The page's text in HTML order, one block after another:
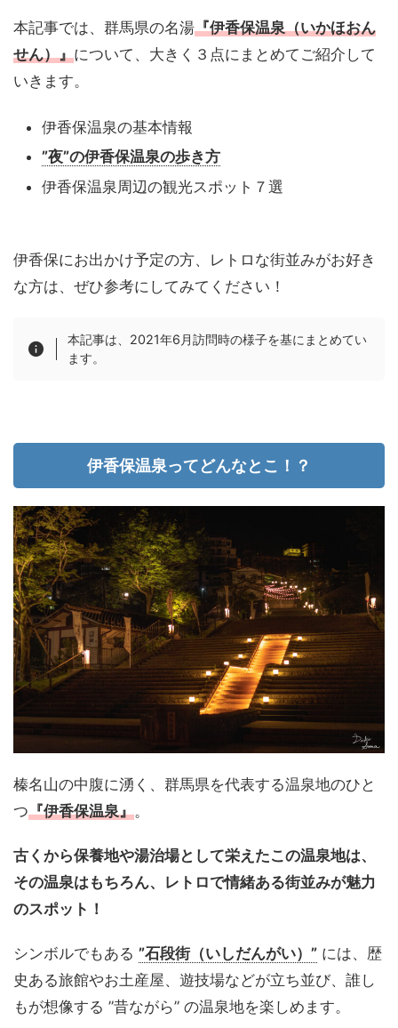
本記事では、群馬県の名湯『伊香保温泉（いかほおん
せん）』について、大きく３点にまとめてご紹介して
いきます。
伊香保温泉の基本情報
”夜”の伊香保温泉の歩き方
伊香保温泉周辺の観光スポット７選
伊香保にお出かけ予定の方、レトロな街並みがお好き
な方は、ぜひ参考にしてみてください！
本記事は、2021年6月訪問時の様子を基にまとめてい
ます。
伊香保温泉ってどんなとこ！？
榛名山の中腹に湧く、群馬県を代表する温泉地のひと
つ『伊香保温泉』。
古くから保養地や湯治場として栄えたこの温泉地は、
その温泉はもちろん、レトロで情緒ある街並みが魅力
のスポット！
シンボルでもある ”石段街（いしだんがい）” には、歴
史ある旅館やお土産屋、遊技場などが立ち並び、誰し
もが想像する ”昔ながら” の温泉地を楽しめます。